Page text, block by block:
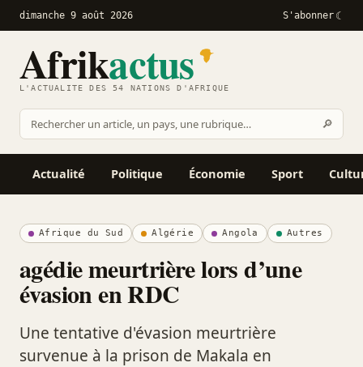
dimanche 9 août 2026 S'abonner
Afrikactus
L'ACTUALITÉ DES 54 NATIONS D'AFRIQUE
Rechercher
sur
Afrikactus
🔎
Actualité Politique Économie Sport
Afrique du Sud Algérie Angola Autres
agédie meurtrière lors d’une
évasion en RDC
Une tentative d'évasion meurtrière
survenue à la prison de Makala en